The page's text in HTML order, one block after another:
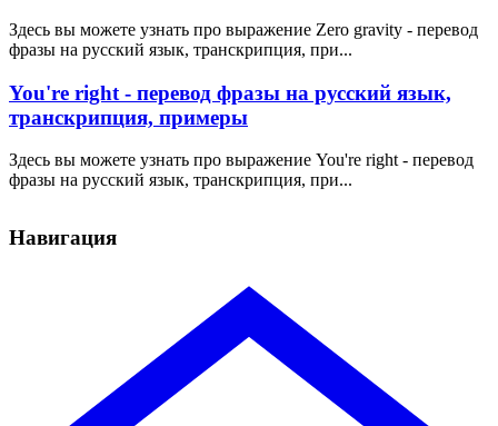
Здесь вы можете узнать про выражение Zero gravity - перевод
фразы на русский язык, транскрипция, при...
You're right - перевод фразы на русский язык,
транскрипция, примеры
Здесь вы можете узнать про выражение You're right - перевод
фразы на русский язык, транскрипция, при...
Навигация